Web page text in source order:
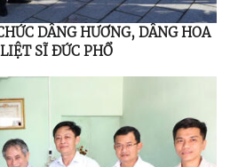
DÂNG HƯƠNG, DÂNG HOA
TẠI KHU TƯỞNG NIỆM LIỆT SĨ ĐỨC PHỔ